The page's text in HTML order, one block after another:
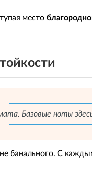
место
Базовые ноты
банального. С